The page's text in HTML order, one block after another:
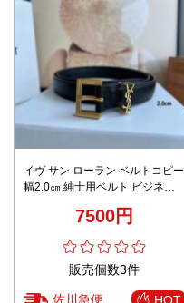
イヴ サン ローラン ベルトコピー
幅2.0㎝ 紳士用ベルト ビジネス
ース ブラック7500円
販売個数3件
佐川急便